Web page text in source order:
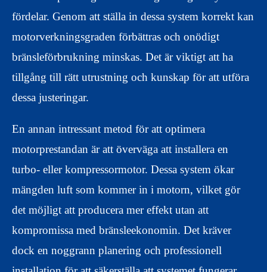
fördelar. Genom att ställa in dessa system korrekt kan
motorverkningsgraden förbättras och onödigt
bränsleförbrukning minskas. Det är viktigt att ha
tillgång till rätt utrustning och kunskap för att utföra
dessa justeringar.
En annan intressant metod för att optimera
motorprestandan är att överväga att installera en
turbo- eller kompressormotor. Dessa system ökar
mängden luft som kommer in i motorn, vilket gör
det möjligt att producera mer effekt utan att
kompromissa med bränsleekonomin. Det kräver
dock en noggrann planering och professionell